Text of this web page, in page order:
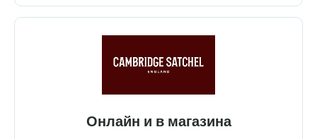
Онлайн и в магазина